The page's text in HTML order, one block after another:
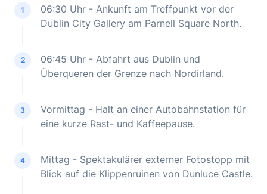
1
06:30 Uhr - Ankunft am Treffpunkt vor der
Dublin City Gallery am Parnell Square North.
2
06:45 Uhr - Abfahrt aus Dublin und
Überqueren der Grenze nach Nordirland.
3
Vormittag - Halt an einer Autobahnstation für
eine kurze Rast- und Kaffeepause.
4
Mittag - Spektakulärer externer Fotostopp mit
Blick auf die Klippenruinen von Dunluce Castle.